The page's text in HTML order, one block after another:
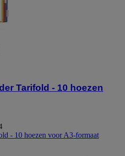
Tarifold - 10 hoezen
- 10 hoezen voor A3-formaat